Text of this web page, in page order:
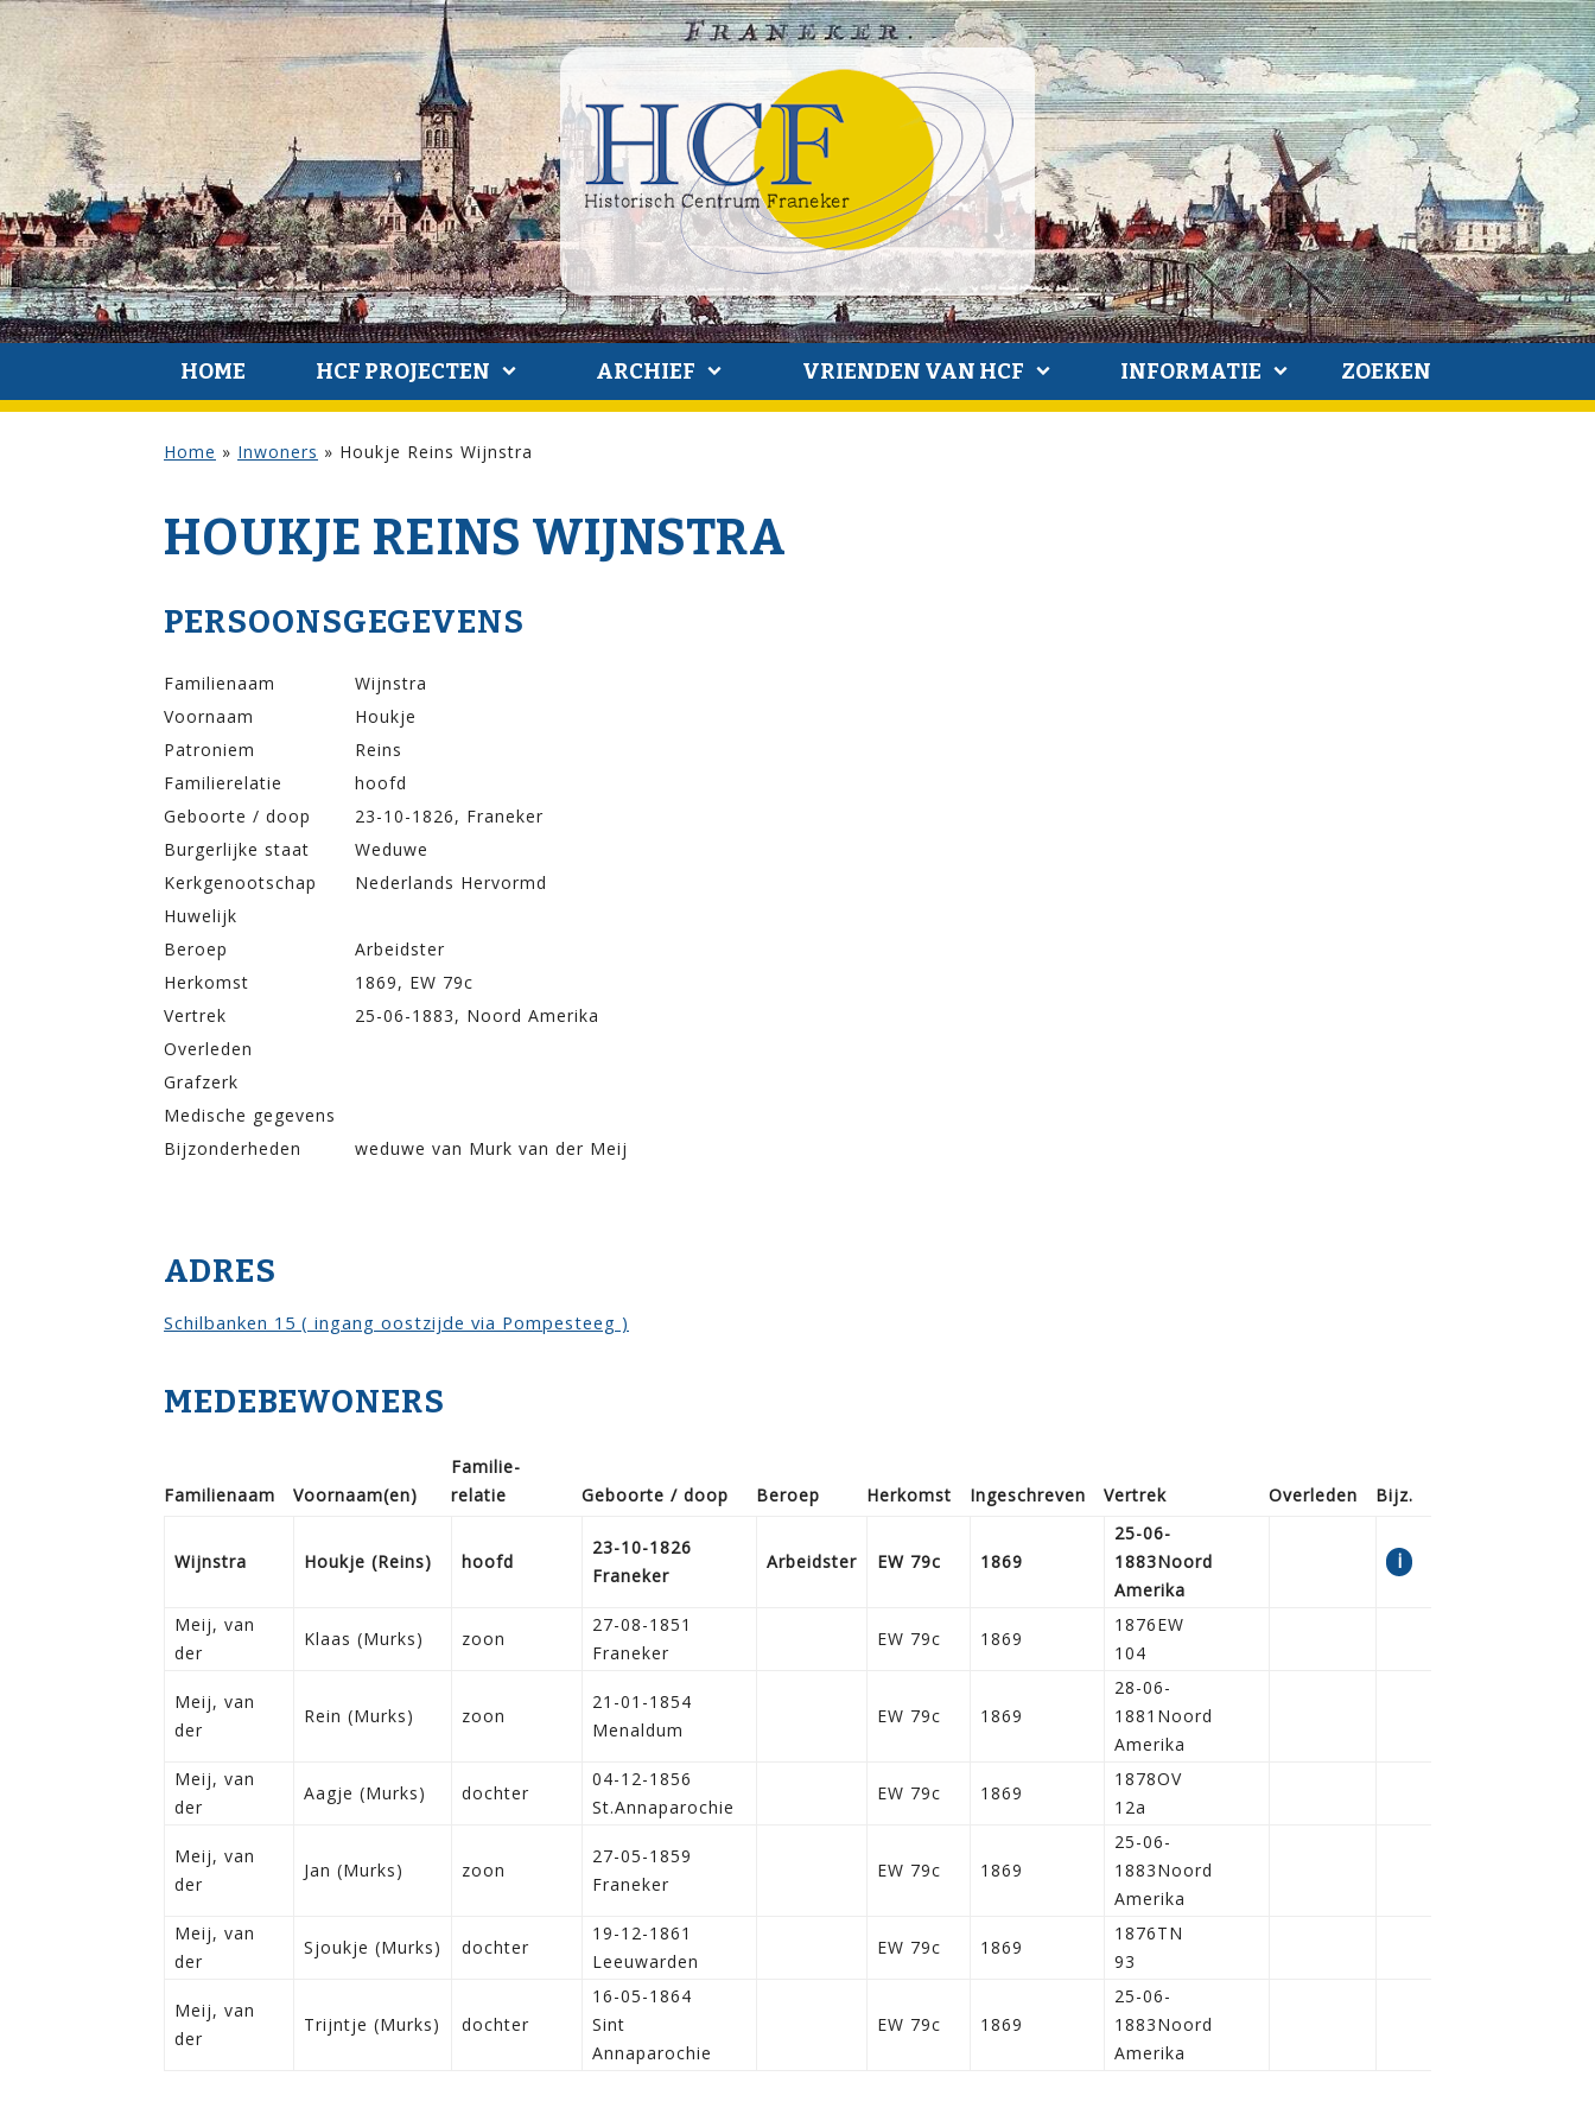
HOME HCF PROJECTEN ARCHIEF VRIENDEN VAN HCF INFORMATIE ZOEKEN
Home » Inwoners » Houkje Reins Wijnstra
HOUKJE REINS WIJNSTRA
PERSOONSGEGEVENS
Familienaam
Wijnstra
Voornaam
Houkje
Patroniem
Reins
Familierelatie
hoofd
Geboorte / doop
23-10-1826, Franeker
Burgerlijke staat
Weduwe
Kerkgenootschap
Nederlands Hervormd
Huwelijk
Beroep
Arbeidster
Herkomst
1869, EW 79c
Vertrek
25-06-1883, Noord Amerika
Overleden
Grafzerk
Medische gegevens
Bijzonderheden
weduwe van Murk van der Meij
ADRES
Schilbanken 15 ( ingang oostzijde via Pompesteeg )
MEDEBEWONERS
Familie­naam Voor­naam(en)
Familie­
relatie
Geboorte / doop Beroep Herkomst Ingeschreven Vertrek Overleden Bijz.
Wijnstra Houkje (Reins) hoofd
23-10-1826
Franeker
Arbeidster EW 79c 1869
25-06-
1883Noord
Amerika
i
Meij, van
der
Klaas (Murks) zoon
27-08-1851
Franeker
EW 79c 1869
1876EW
104
Meij, van
der
Rein (Murks) zoon
21-01-1854
Menaldum
EW 79c 1869
28-06-
1881Noord
Amerika
Meij, van
der
Aagje (Murks) dochter
04-12-1856
St.Annaparochie
EW 79c 1869
1878OV
12a
Meij, van
der
Jan (Murks) zoon
27-05-1859
Franeker
EW 79c 1869
25-06-
1883Noord
Amerika
Meij, van
der
Sjoukje (Murks) dochter
19-12-1861
Leeuwarden
EW 79c 1869
1876TN
93
Meij, van
der
Trijntje (Murks) dochter
16-05-1864
Sint
Annaparochie
EW 79c 1869
25-06-
1883Noord
Amerika